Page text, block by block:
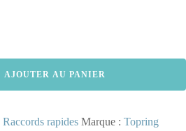
AJOUTER AU PANIER
Raccords rapides Marque : Topring